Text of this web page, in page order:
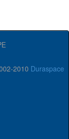
2010 Duraspace